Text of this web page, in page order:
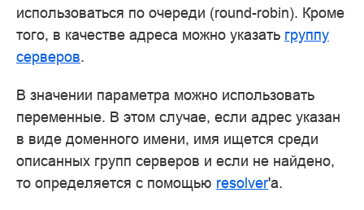
использоваться по очереди (round-robin). Кроме
того, в качестве адреса можно указать группу
серверов.
В значении параметра можно использовать
переменные. В этом случае, если адрес указан
в виде доменного имени, имя ищется среди
описанных групп серверов и если не найдено,
то определяется с помощью resolver'а.